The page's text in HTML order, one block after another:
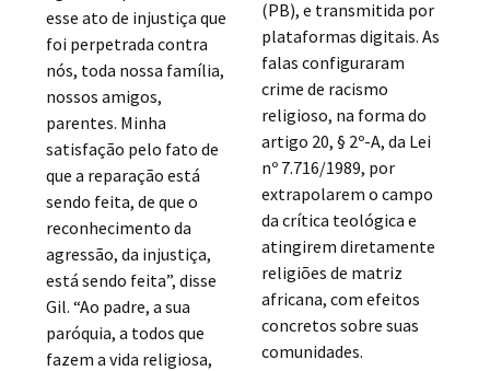
esse ato de injustiça que
foi perpetrada contra
nós, toda nossa família,
nossos amigos,
parentes. Minha
satisfação pelo fato de
que a reparação está
sendo feita, de que o
reconhecimento da
agressão, da injustiça,
está sendo feita”, disse
Gil. “Ao padre, a sua
paróquia, a todos que
fazem a vida religiosa,
(PB), e transmitida por
plataformas digitais. As
falas configuraram
crime de racismo
religioso, na forma do
artigo 20, § 2º-A, da Lei
nº 7.716/1989, por
extrapolarem o campo
da crítica teológica e
atingirem diretamente
religiões de matriz
africana, com efeitos
concretos sobre suas
comunidades.